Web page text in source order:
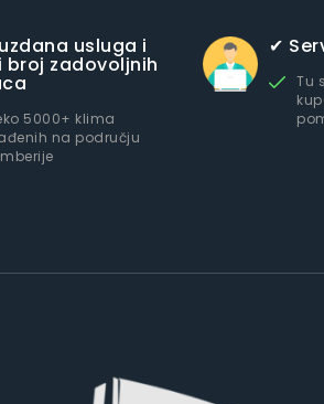
usluga i
broj zadovoljnih
5000+ klima
na području
✔
Tu